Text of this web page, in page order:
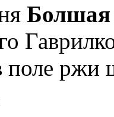
поле ржи